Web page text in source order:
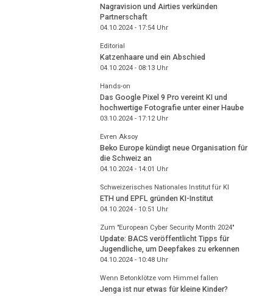
Nagravision und Airties verkünden
Partnerschaft
04.10.2024 - 17:54Uhr
Editorial
Katzenhaare und ein Abschied
04.10.2024 - 08:13Uhr
Hands-on
Das Google Pixel 9 Pro vereint KI und
hochwertige Fotografie unter einer Haube
03.10.2024 - 17:12Uhr
Evren Aksoy
Beko Europe kündigt neue Organisation für
die Schweiz an
04.10.2024 - 14:01 Uhr
Schweizerisches Nationales Institut für KI
ETH und EPFL gründen KI-Institut
04.10.2024 - 10:51 Uhr
Zum "European Cyber Security Month 2024"
Update: BACS veröffentlicht Tipps für
Jugendliche, um Deepfakes zu erkennen
04.10.2024 - 10:48Uhr
Wenn Betonklötze vom Himmel fallen
Jenga ist nur etwas für kleine Kinder?